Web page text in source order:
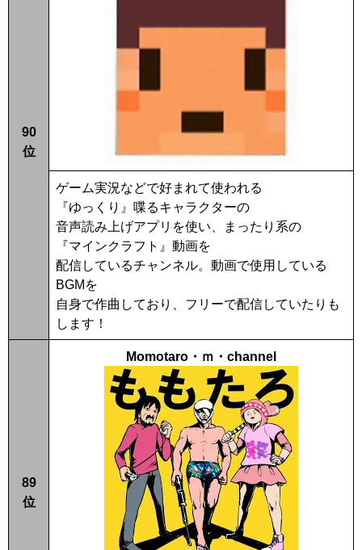
90
位
ゲーム実況などで好まれて使われる
『ゆっくり』喋るキャラクターの
音声読み上げアプリを使い、まったり系の
『マインクラフト』動画を
配信しているチャンネル。動画で使用している
BGMを
自身で作曲しており、フリーで配信していたりも
します！
89
位
Momotaro・ｍ・channel